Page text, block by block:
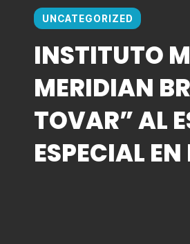
UNCATEGORIZED
INSTITUTO
MERIDIAN
TOVAR” AL
ESPECIAL